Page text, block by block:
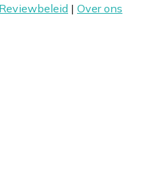
Reviewbeleid | Over ons